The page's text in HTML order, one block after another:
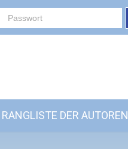
RANGLISTE DER AUTOREN